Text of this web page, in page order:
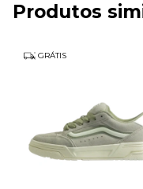
Produtos
GRÁTIS